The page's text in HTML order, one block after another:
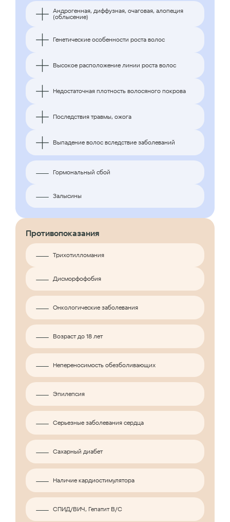
Андрогенная, диффузная, очаговая, алопеция
(облысение)
Генетические особенности роста волос
Высокое расположение линии роста волос
Недостаточная плотность волосяного покрова
Последствия травмы, ожога
Выпадение волос вследствие заболеваний
Гормональный сбой
Залысины
Противопоказания
Трихотилломания
Дисморфофобия
Онкологические заболевания
Возраст до 18 лет
Непереносимость обезболивающих
Эпилепсия
Серьезные заболевания сердца
Сахарный диабет
Наличие кардиостимулятора
СПИД/ВИЧ, Гепатит B/C